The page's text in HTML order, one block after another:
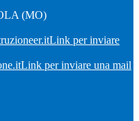
(MO)
Link per inviare
Link per inviare una mail